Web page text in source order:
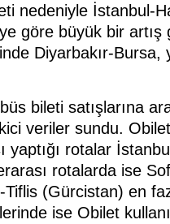
nedeniyle İstanbul-
göre büyük bir
Diyarbakır-Bursa,
bileti satışlarına
veriler sundu. Obilet
yaptığı rotalar
rotalarda ise
(Gürcistan) en
ise Obilet